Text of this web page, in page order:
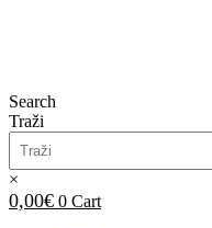
Search
Traži
×
0,00€ 0 Cart